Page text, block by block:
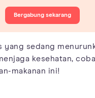
Bergabung sekarang
yang sedang
kesehatan,
makanan ini!